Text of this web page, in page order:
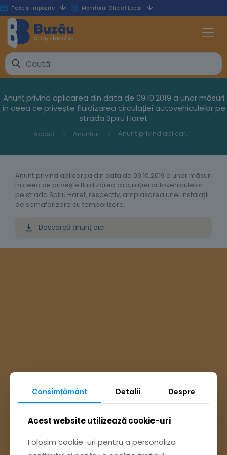
Taxe și impozite Monitorul Oficial Local
Anunț privind aplicarea din data de 09.10.2019 a unor măsuri
în ceea ce privește fluidizarea circulației autovehiculelor pe
strada Spiru Haret
Acasă Anunturi Anunț privind aplicarea din data de 09.10.2019 a unor măsuri în ceea ce privește fluidizarea circulației autovehiculelor pe strada Spiru Haret
Anunț privind aplicarea din data de 09.10.2019 a unor măsuri
în ceea ce privește fluidizarea circulației autovehiculelor
pe strada Spiru Haret, respectiv, amplasarea unei instalații
de semaforizare cu temporizare.
Descarcă anunț aici
Ai întrebări? Accesează
Pagina Contact
Consimțământ Detalii Despre
Acest website utilizează cookie-uri
Folosim cookie-uri pentru a personaliza